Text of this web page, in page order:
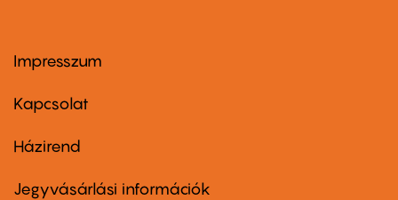
Footer
first
Impresszum
Kapcsolat
Footer
second
Házirend
Jegyvásárlási információk